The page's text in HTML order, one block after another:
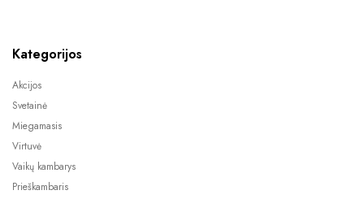
Kategorijos
Akcijos
Svetainė
Miegamasis
Virtuvė
Vaikų kambarys
Prieškambaris